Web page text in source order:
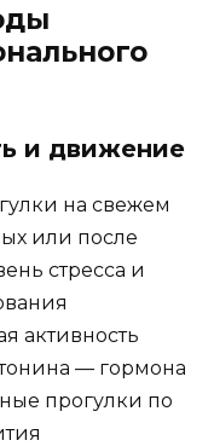
и движение
на свежем
или после
стресса и
активность
— гормона
прогулки по